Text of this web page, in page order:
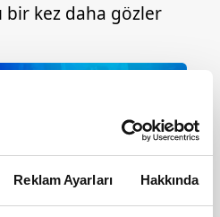
Reklam Ayarları Hakkında
bir kez daha gözler
İÇİN İLERLEYİNİZ